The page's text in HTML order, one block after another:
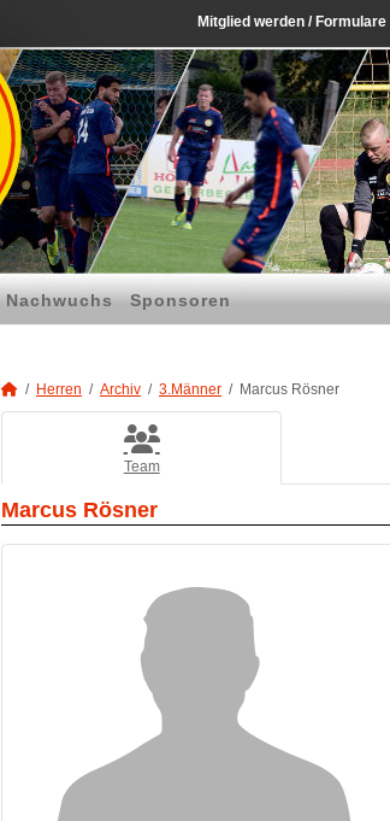
Mitglied werden / Formulare
Nachwuchs Sponsoren
Herren Archiv 3.Männer Marcus Rösner
Team
Marcus Rösner